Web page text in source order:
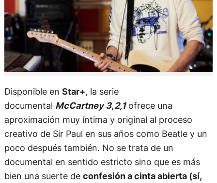
Disponible en Star+, la serie
documental McCartney 3,2,1ofrece una
aproximación muy íntima y original al proceso
creativo de Sir Paul en sus años como Beatle y un
poco después también. No se trata de un
documental en sentido estricto sino que es más
bien una suerte de confesión a cinta abierta (sí,